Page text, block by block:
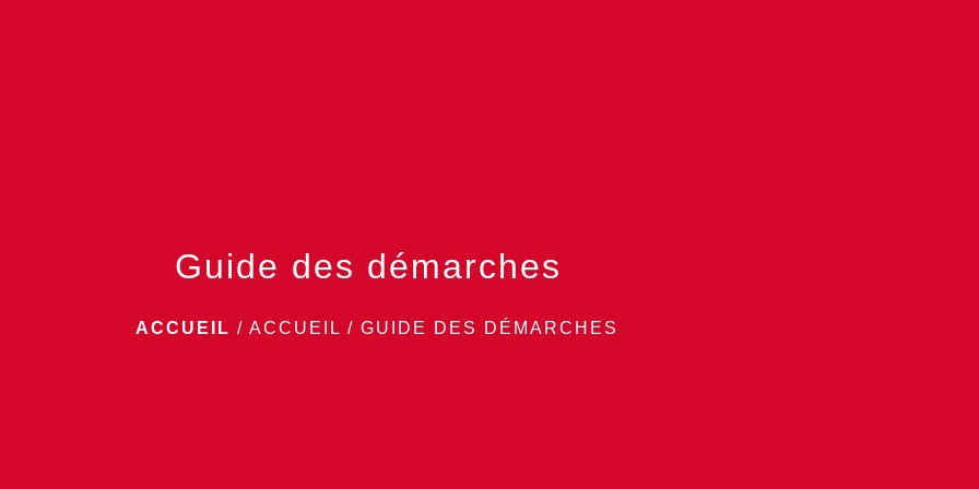
Guide des démarches
ACCUEIL / ACCUEIL / GUIDE DES DÉMARCHES